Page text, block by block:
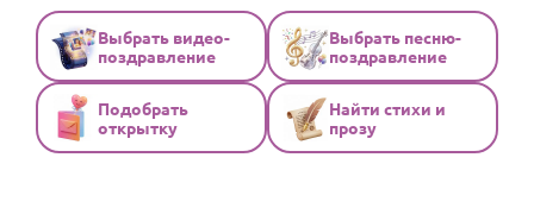
Стихи и тексты
ПРАЗДНИКИ
С Днем рождения
ОТЗЫВЫ
Выбрать видео-
поздравление
Выбрать песню-
поздравление
Подобрать
открытку
Найти стихи и
прозу